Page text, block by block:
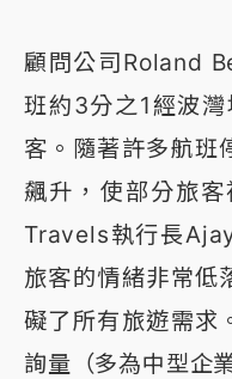
顧問公司Roland
班約3分之1經波
客。隨著許多航班
飆升，使部分旅
Travels執行長
旅客的情緒非常低
礙了所有旅遊需求
詢量（多為中型企